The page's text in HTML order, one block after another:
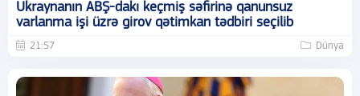
Ukraynanın ABŞ-dakı keçmiş səfirinə qanunsuz
varlanma işi üzrə girov qətimkan tədbiri seçilib
21:57 Dünya